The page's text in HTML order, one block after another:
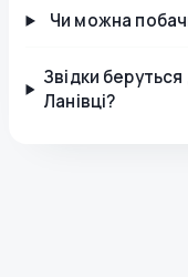
Чи можна
Звідки беруться
Ланівці?